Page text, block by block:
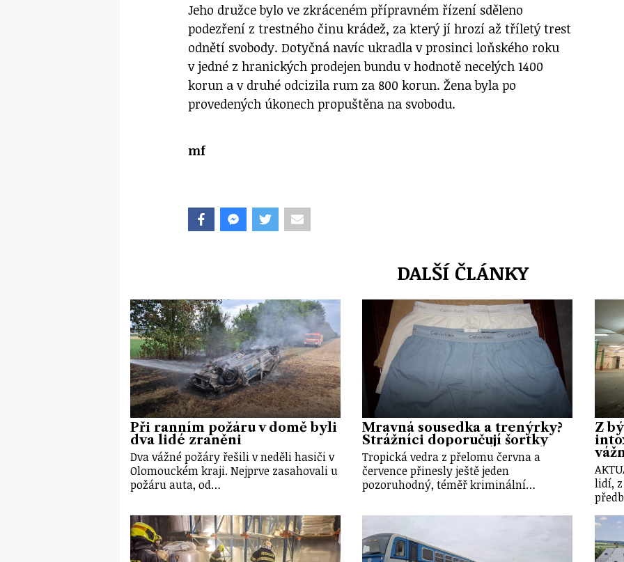
Jeho družce bylo ve zkráceném přípravném řízení sděleno
podezření z trestného činu krádež, za který jí hrozí až tříletý trest
odnětí svobody. Dotyčná navíc ukradla v prosinci loňského roku
v jedné z hranických prodejen bundu v hodnotě necelých 1400
korun a v druhé odcizila rum za 800 korun. Žena byla po
provedených úkonech propuštěna na svobodu.
mf
DALŠÍ ČLÁNKY
Při ranním požáru v domě byli
dva lidé zraněni
Dva vážné požáry řešili v neděli hasiči v
Olomouckém kraji. Nejprve zasahovali u
požáru auta, od…
Mravná sousedka a trenýrky?
Strážníci doporučují šortky
Tropická vedra z přelomu června a
července přinesly ještě jeden
pozoruhodný, téměř kriminální…
Z
lidí,